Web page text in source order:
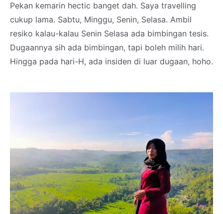
Pekan kemarin hectic banget dah. Saya travelling
cukup lama. Sabtu, Minggu, Senin, Selasa. Ambil
resiko kalau-kalau Senin Selasa ada bimbingan tesis.
Dugaannya sih ada bimbingan, tapi boleh milih hari.
Hingga pada hari-H, ada insiden di luar dugaan, hoho.